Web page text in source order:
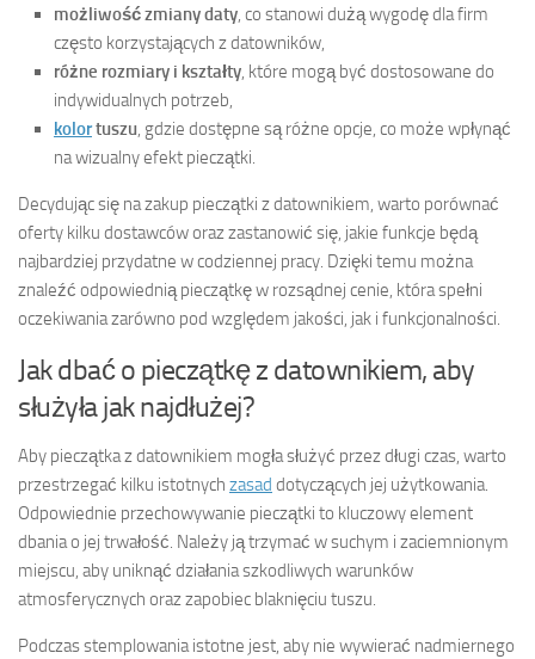
możliwość zmiany daty, co stanowi dużą wygodę dla firm
często korzystających z datowników,
różne rozmiary i kształty, które mogą być dostosowane do
indywidualnych potrzeb,
kolortuszu, gdzie dostępne są różne opcje, co może wpłynąć
na wizualny efekt pieczątki.
Decydując się na zakup pieczątki z datownikiem, warto porównać
oferty kilku dostawców oraz zastanowić się, jakie funkcje będą
najbardziej przydatne w codziennej pracy. Dzięki temu można
znaleźć odpowiednią pieczątkę w rozsądnej cenie, która spełni
oczekiwania zarówno pod względem jakości, jak i funkcjonalności.
Jak dbać o pieczątkę z datownikiem, aby
służyła jak najdłużej?
Aby pieczątka z datownikiem mogła służyć przez długi czas, warto
przestrzegać kilku istotnych zasad dotyczących jej użytkowania.
Odpowiednie przechowywanie pieczątki to kluczowy element
dbania o jej trwałość. Należy ją trzymać w suchym i zaciemnionym
miejscu, aby uniknąć działania szkodliwych warunków
atmosferycznych oraz zapobiec blaknięciu tuszu.
Podczas stemplowania istotne jest, aby nie wywierać nadmiernego